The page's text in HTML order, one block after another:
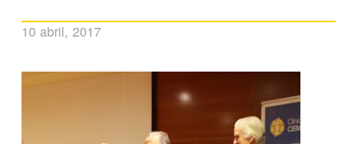
10 abril, 2017